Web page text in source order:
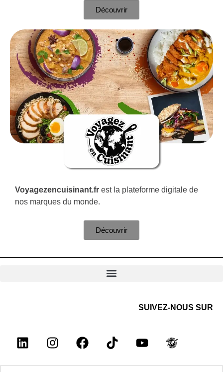
Découvrir
Voyagezencuisinant.fr est la plateforme digitale de
nos marques du monde.
Découvrir
SUIVEZ-NOUS SUR